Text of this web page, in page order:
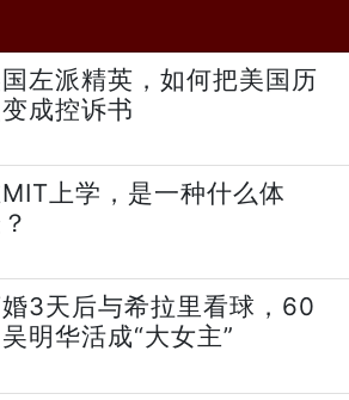
左派精英，如何把美国历
成控诉书
上学，是一种什么体
3天后与希拉里看球，60
明华活成“大女主”